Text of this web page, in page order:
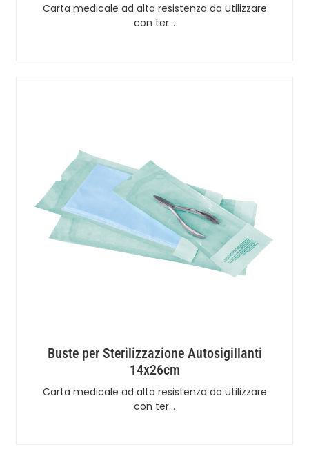
Carta medicale ad alta resistenza da utilizzare
con ter…
Buste per Sterilizzazione Autosigillanti
14x26cm
Carta medicale ad alta resistenza da utilizzare
con ter…